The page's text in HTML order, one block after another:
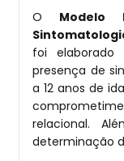
O Modelo
foi
presença de
a 12 anos de
relacional.
determinação